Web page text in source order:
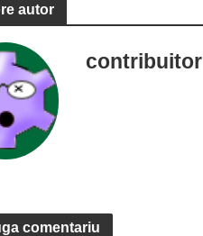
autor
contribuitor
comentariu